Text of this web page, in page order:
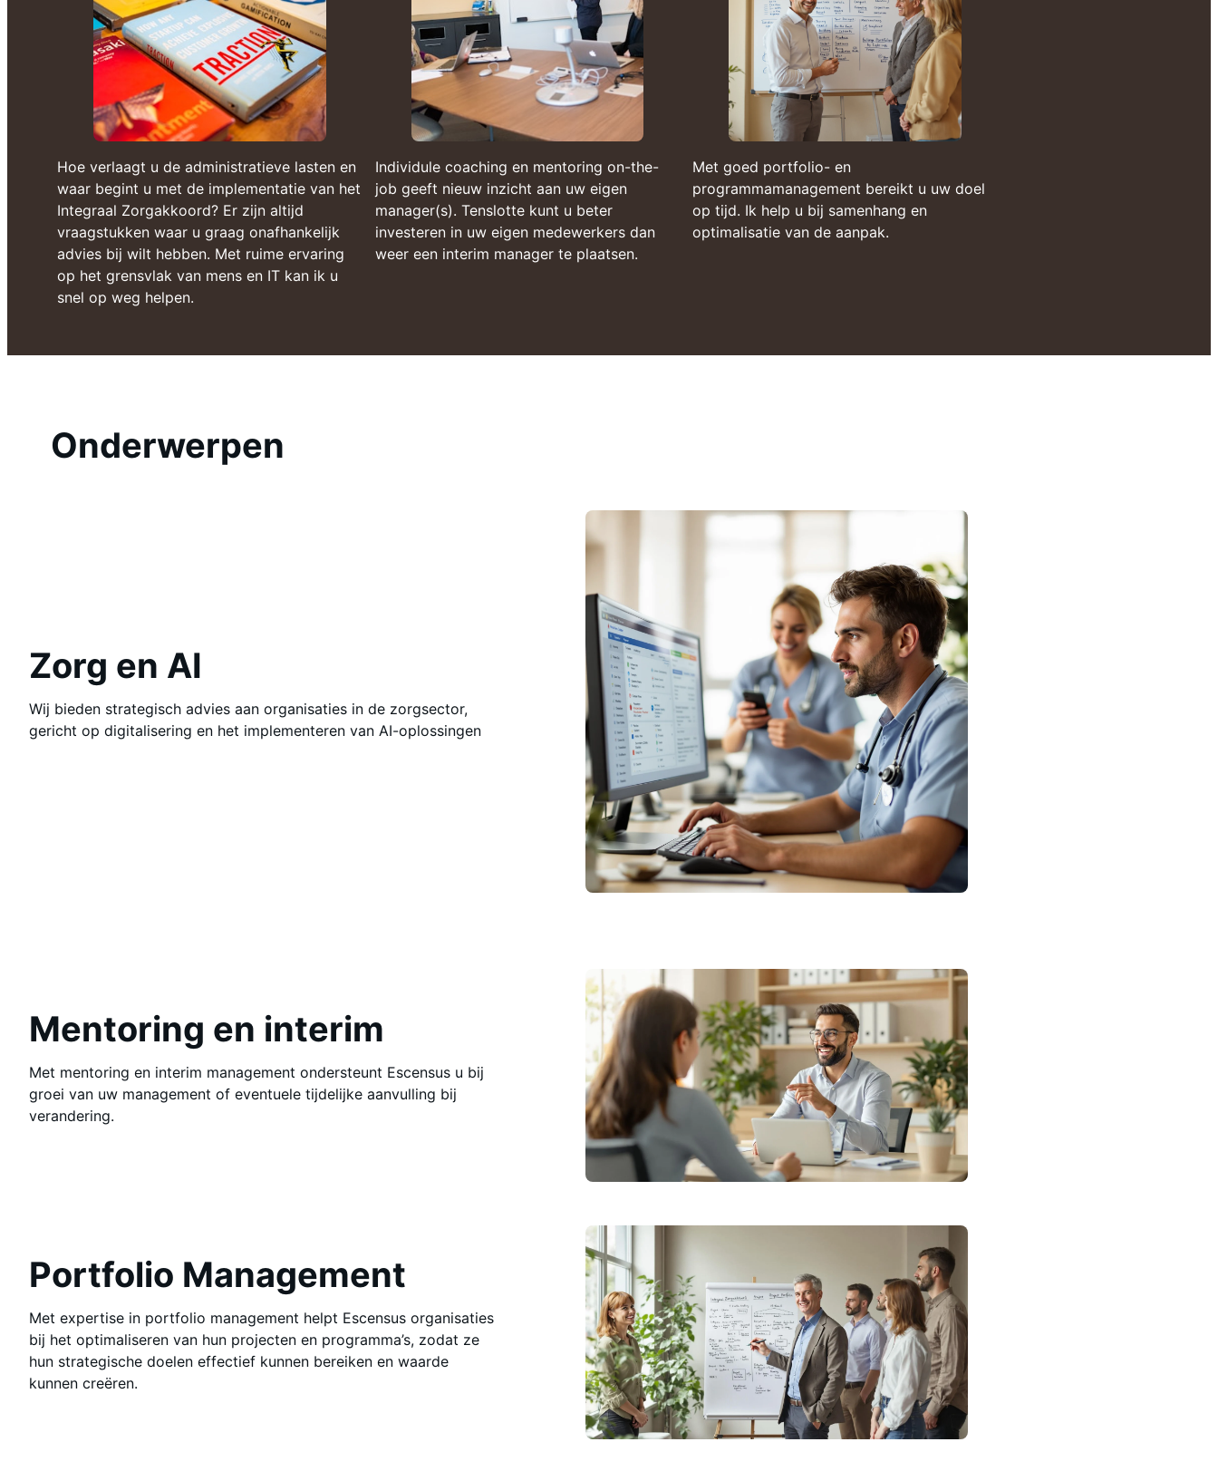
Hoe verlaagt u de administratieve lasten en
waar begint u met de implementatie van het
Integraal Zorgakkoord? Er zijn altijd
vraagstukken waar u graag onafhankelijk
advies bij wilt hebben. Met ruime ervaring
op het grensvlak van mens en IT kan ik u
snel op weg helpen.
Individule coaching en mentoring on-the-
job geeft nieuw inzicht aan uw eigen
manager(s). Tenslotte kunt u beter
investeren in uw eigen medewerkers dan
weer een interim manager te plaatsen.
Met goed portfolio- en
programmamanagement bereikt u uw doel
op tijd. Ik help u bij samenhang en
optimalisatie van de aanpak.
Onderwerpen
Zorg en AI
Wij bieden strategisch advies aan organisaties in de zorgsector,
gericht op digitalisering en het implementeren van AI-oplossingen
Mentoring en interim
Met mentoring en interim management ondersteunt Escensus u bij
groei van uw management of eventuele tijdelijke aanvulling bij
verandering.
Portfolio Management
Met expertise in portfolio management helpt Escensus organisaties
bij het optimaliseren van hun projecten en programma’s, zodat ze
hun strategische doelen effectief kunnen bereiken en waarde
kunnen creëren.